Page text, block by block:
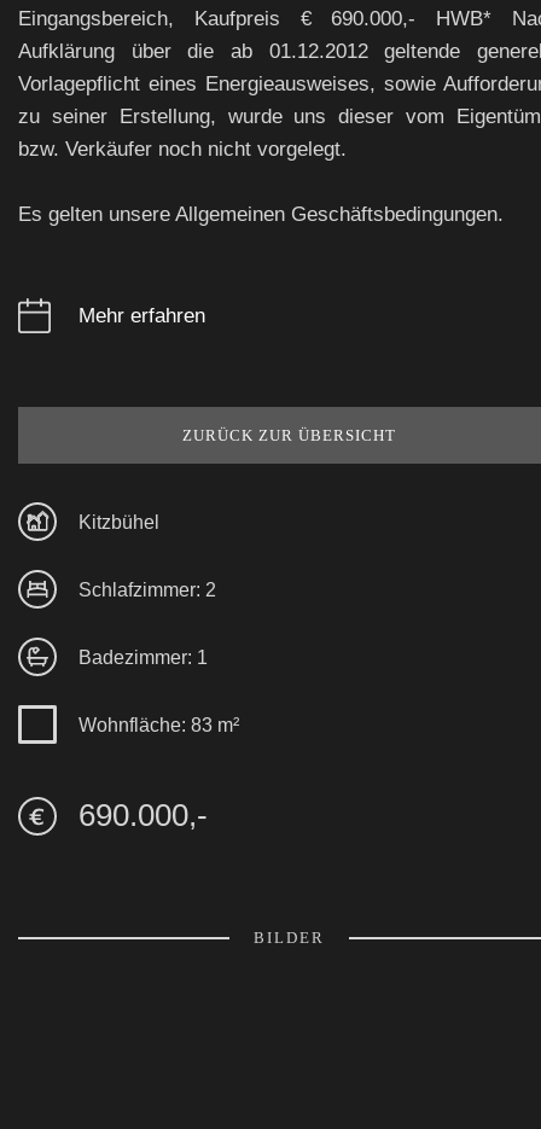
Eingangsbereich, Kaufpreis € 690.000,- HWB*
Aufklärung über die ab 01.12.2012 geltende
Vorlagepflicht eines Energieausweises, sowie
zu seiner Erstellung, wurde uns dieser vom
bzw. Verkäufer noch nicht vorgelegt.
Es gelten unsere Allgemeinen Geschäftsbedingungen.
Mehr erfahren
ZURÜCK ZUR ÜBERSICHT
Kitzbühel
Schlafzimmer: 2
Badezimmer: 1
Wohnfläche: 83 m²
690.000,-
BILDER